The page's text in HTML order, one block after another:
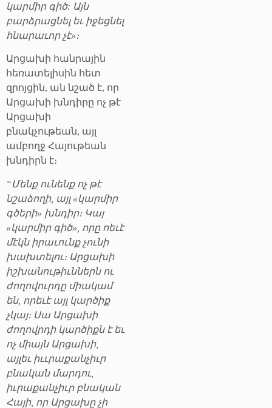
կարմիր գիծ: Այն
բարձրացնել եւ իջեցնել
հնարաւոր չէ»։
Արցախի հանրային
հեռատելիսին հետ
զրոյցին, ան նշած է, որ
Արցախի խնդիրը ոչ թէ
Արցախի
բնակչութեան, այլ
ամբողջ Հայութեան
խնդիրն է։
“Մենք ունենք ոչ թէ
նշաձողի, այլ «կարմիր
գծերի» խնդիր։ Կայ
«կարմիր գիծ», որը ոեւէ
մէկն իրաւունք չունի
խախտելու։ Արցախի
իշխանութիւններն ու
ժողովուրդը միակամ
են, որեւէ այլ կարծիք
չկայ։ Սա Արցախի
ժողովրդի կարծիքն է եւ
ոչ միայն Արցախի,
այլեւ իււրաքանչիւր
բնական մարդու,
իւրաքանչիւր բնական
Հայի, որ Արցախը չի